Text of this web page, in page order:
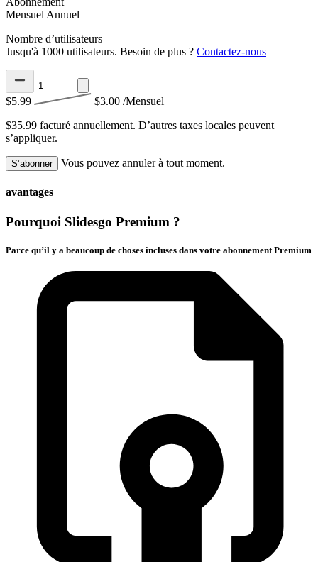
Mensuel Annuel
Nombre d’utilisateurs
Jusqu'à 1000 utilisateurs. Besoin de plus ? Contactez-nous
$5.99 $3.00 /Mensuel
$35.99 facturé annuellement. D’autres taxes locales peuvent
s’appliquer.
S’abonner Vous pouvez annuler à tout moment.
avantages
Pourquoi Slidesgo Premium ?
Parce qu’il y a beaucoup de choses incluses dans votre abonnement Premium